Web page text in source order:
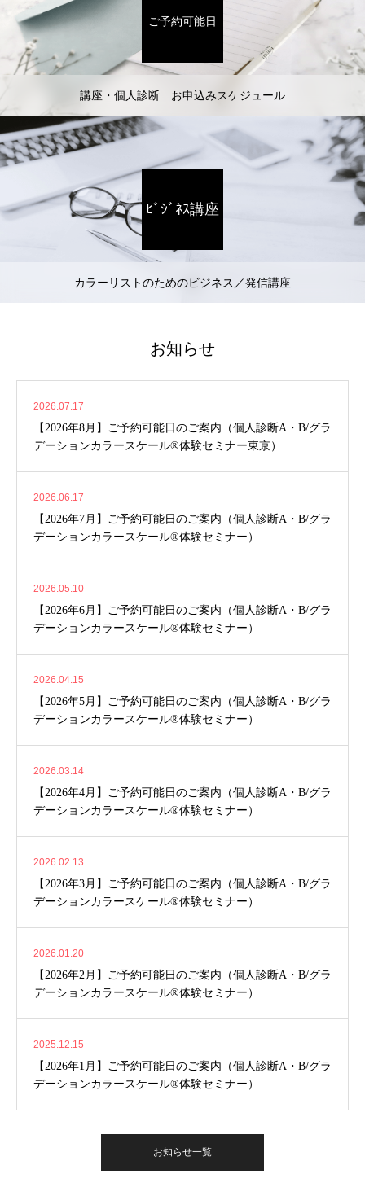
ご予約可能日
講座・個人診断 お申込みスケジュール
ﾋﾞｼﾞﾈｽ講座
カラーリストのためのビジネス／発信講座
お知らせ
2026.07.17
【2026年8月】ご予約可能日のご案内（個人診断A・B/グラ
デーションカラースケール®体験セミナー東京）
2026.06.17
【2026年7月】ご予約可能日のご案内（個人診断A・B/グラ
デーションカラースケール®体験セミナー）
2026.05.10
【2026年6月】ご予約可能日のご案内（個人診断A・B/グラ
デーションカラースケール®体験セミナー）
2026.04.15
【2026年5月】ご予約可能日のご案内（個人診断A・B/グラ
デーションカラースケール®体験セミナー）
2026.03.14
【2026年4月】ご予約可能日のご案内（個人診断A・B/グラ
デーションカラースケール®体験セミナー）
2026.02.13
【2026年3月】ご予約可能日のご案内（個人診断A・B/グラ
デーションカラースケール®体験セミナー）
2026.01.20
【2026年2月】ご予約可能日のご案内（個人診断A・B/グラ
デーションカラースケール®体験セミナー）
2025.12.15
【2026年1月】ご予約可能日のご案内（個人診断A・B/グラ
デーションカラースケール®体験セミナー）
お知らせ一覧